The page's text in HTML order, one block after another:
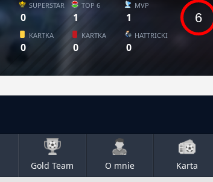
SUPERSTAR
0
TOP 6
1
MVP
1
KARTKA
0
KARTKA
0
HATTRICKI
0
6
Gold Team O mnie Karta